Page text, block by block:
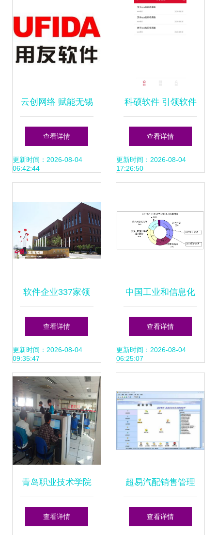
云创网络 赋能无锡
企业的用友软件专
家与服务商
查看详情
更新时间：2026-08-04
06:42:44
科硕软件 引领软件
外包服务新标杆
查看详情
更新时间：2026-08-04
17:26:50
软件企业337家领
跑市场，滨海新区
引领全市软件外包
服务新篇章
查看详情
更新时间：2026-08-04
09:35:47
中国工业和信息化
部推动软件销售业
高质量发展 政策引
查看详情
更新时间：2026-08-04
06:25:07
青岛职业技术学院
软件与服务外包学
查看详情
超易汽配销售管理
软件 官方下载与版
查看详情